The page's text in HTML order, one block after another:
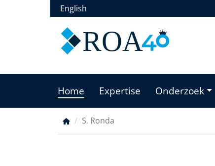
English
ROA
Main
menu
Home Expertise Onderzoek
Kruimelpad
S. Ronda